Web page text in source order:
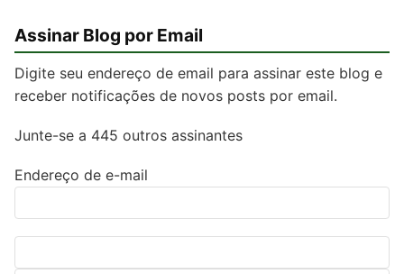
Assinar Blog por Email
Digite seu endereço de email para assinar este blog e
receber notificações de novos posts por email.
Junte-se a 445 outros assinantes
Endereço de e-mail